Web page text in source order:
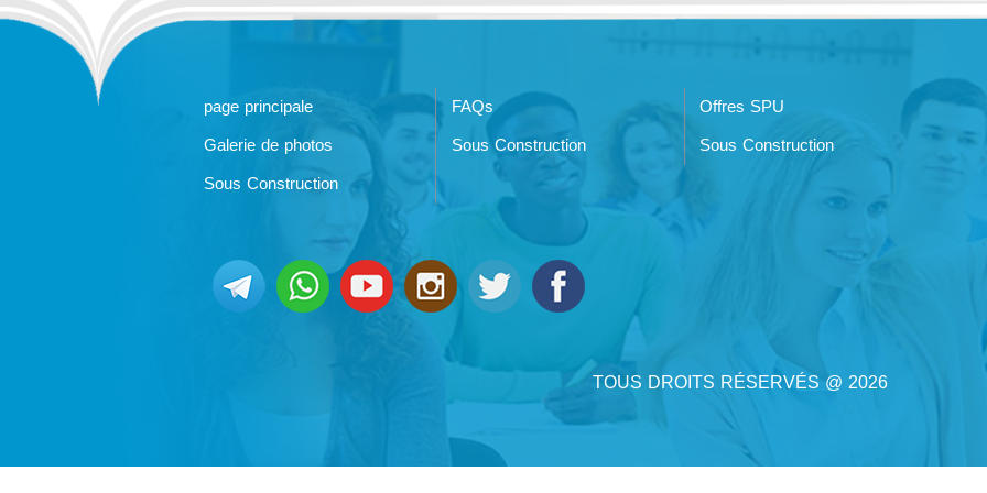
page principale FAQs
Offres SPU
Galerie de photos
Sous Construction
Sous Construction
Sous Construction
TOUS DROITS RÉSERVÉS @ 2026